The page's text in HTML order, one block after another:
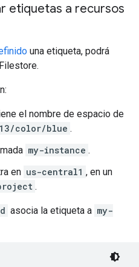
etiquetas a recursos
una etiqueta, podrá
el nombre de espacio de
color/blue .
my-instance .
en us-central1 , en un
.
asocia la etiqueta a my-